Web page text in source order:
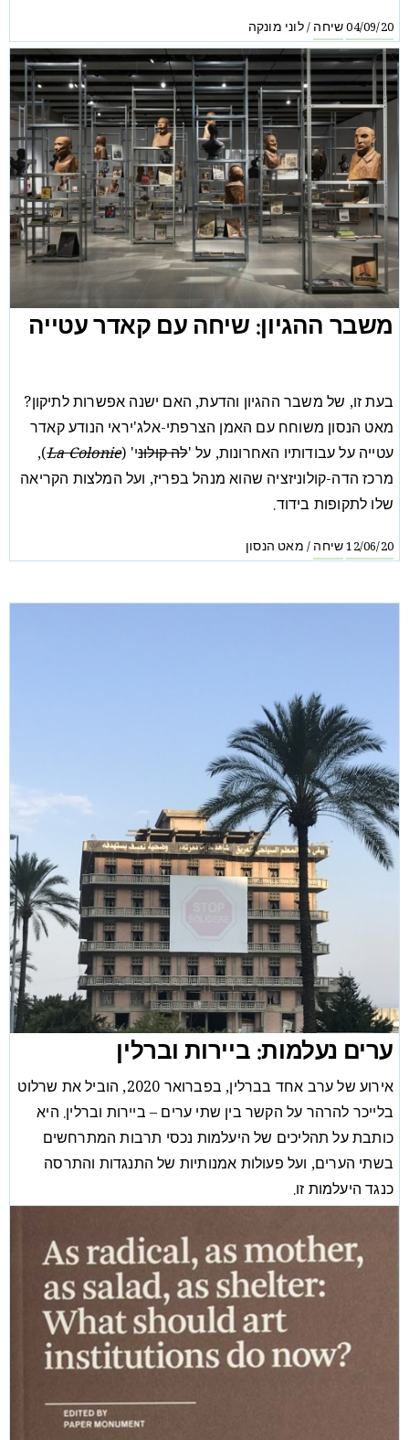
04/09/20שיחה/לוני מונקה
משבר ההגיון: שיחה עם קאדר עטייה
בעת זו, של משבר ההגיון והדעת, האם ישנה אפשרות לתיקון?
מאט הנסון משוחח עם האמן הצרפתי-אלג'יראי הנודע קאדר
עטייה על עבודותיו האחרונות, על 'לה קולוני' (La Colonie
),
מרכז הדה-קולוניזציה שהוא מנהל בפריז, ועל המלצות הקריאה
שלו לתקופות בידוד.
12/06/20שיחה/מאט הנסון
ערים נעלמות: ביירות וברלין
אירוע של ערב אחד בברלין, בפברואר 2020, הוביל את שרלוט
בלייכר להרהר על הקשר בין שתי ערים – ביירות וברלין. היא
כותבת על תהליכים של היעלמות נכסי תרבות המתרחשים
בשתי הערים, ועל פעולות אמנותיות של התנגדות והתרסה
כנגד היעלמות זו.
מאמר/